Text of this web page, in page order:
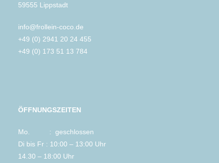
59555 Lippstadt
info@frollein-coco.de
+49 (0) 2941 20 24 455
+49 (0) 173 51 13 784
ÖFFNUNGSZEITEN
Mo. : geschlossen
Di bis Fr : 10:00 – 13:00 Uhr
14.30 – 18:00 Uhr